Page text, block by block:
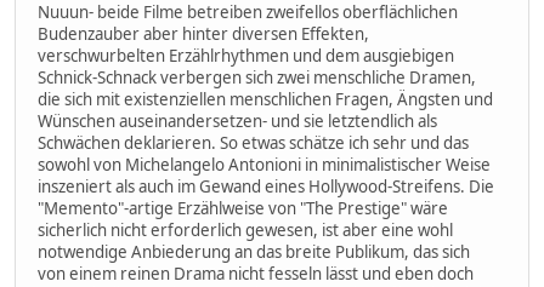
Nuuun- beide Filme betreiben zweifellos oberflächlichen
Budenzauber aber hinter diversen Effekten,
verschwurbelten Erzählrhythmen und dem ausgiebigen
Schnick-Schnack verbergen sich zwei menschliche Dramen,
die sich mit existenziellen menschlichen Fragen, Ängsten und
Wünschen auseinandersetzen- und sie letztendlich als
Schwächen deklarieren. So etwas schätze ich sehr und das
sowohl von Michelangelo Antonioni in minimalistischer Weise
inszeniert als auch im Gewand eines Hollywood-Streifens. Die
"Memento"-artige Erzählweise von "The Prestige" wäre
sicherlich nicht erforderlich gewesen, ist aber eine wohl
notwendige Anbiederung an das breite Publikum, das sich
von einem reinen Drama nicht fesseln lässt und eben doch